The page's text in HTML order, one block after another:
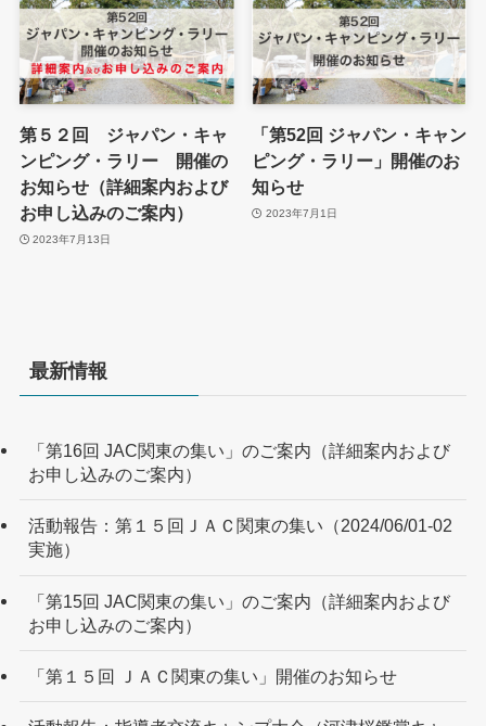
第５２回 ジャパン・キャ
ンピング・ラリー 開催の
お知らせ（詳細案内および
お申し込みのご案内）
2023年7月13日
「第52回 ジャパン・キャン
ピング・ラリー」開催のお
知らせ
2023年7月1日
最新情報
「第16回 JAC関東の集い」のご案内（詳細案内および
お申し込みのご案内）
活動報告：第１５回ＪＡＣ関東の集い（2024/06/01-02
実施）
「第15回 JAC関東の集い」のご案内（詳細案内および
お申し込みのご案内）
「第１５回 ＪＡＣ関東の集い」開催のお知らせ